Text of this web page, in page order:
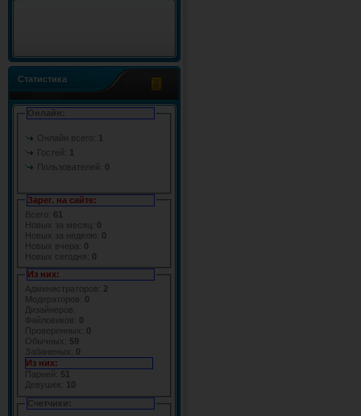
Статистика
Онлайн:
Онлайн всего: 1
Гостей: 1
Пользователей: 0
Зарег. на сайте:
Всего: 61
Новых за месяц: 0
Новых за неделю: 0
Новых вчера: 0
Новых сегодня: 0
Из них:
Администраторов: 2
Модераторов: 0
Дизайнеров:
Файловиков: 0
Проверенных: 0
Обычных: 59
Забаненых: 0
Из них:
Парней: 51
Девушек:
10
Счетчики: